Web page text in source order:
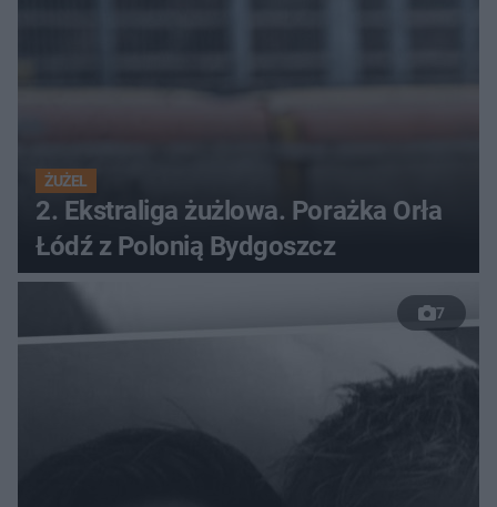
ŻUŻEL
2. Ekstraliga żużlowa. Porażka Orła
Łódź z Polonią Bydgoszcz
7